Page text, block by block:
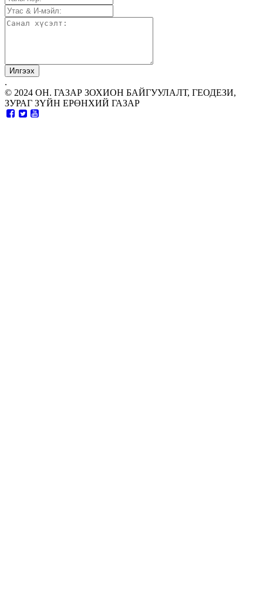
.
© 2024 ОН. ГАЗАР ЗОХИОН БАЙГУУЛАЛТ, ГЕОДЕЗИ,
ЗУРАГ ЗҮЙН ЕРӨНХИЙ ГАЗАР